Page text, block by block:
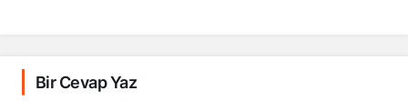
Bir Cevap Yaz